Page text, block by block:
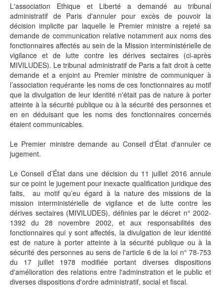
L'association Ethique et Liberté a demandé au tribunal
administratif de Paris d'annuler pour excès de pouvoir la
décision implicite par laquelle le Premier ministre a rejeté sa
demande de communication relative notamment aux noms des
fonctionnaires affectés au sein de la Mission interministérielle de
vigilance et de lutte contre les dérives sectaires (ci-après
MIVILUDES). Le tribunal administratif de Paris a fait droit à cette
demande et a enjoint au Premier ministre de communiquer à
l’association requérante les noms de ces fonctionnaires au motif
que la divulgation de leur identité n'était pas de nature à porter
atteinte à la sécurité publique ou à la sécurité des personnes et
en en déduisant que les noms des fonctionnaires concernés
étaient communicables.
Le Premier ministre demande au Conseil d'État d'annuler ce
jugement.
Le Conseil d’État dans une décision du 11 juillet 2016 annule
sur ce point le jugement pour inexacte qualification juridique des
faits, au motif qu’eu égard à la nature des missions de la
mission interministérielle de vigilance et de lutte contre les
dérives sectaires (MIVILUDES), définies par le décret n° 2002-
1392 du 28 novembre 2002, et aux responsabilités des
fonctionnaires qui y sont affectés, la divulgation de leur identité
est de nature à porter atteinte à la sécurité publique ou à la
sécurité des personnes au sens de l'article 6 de la loi n° 78-753
du 17 juillet 1978 modifiée portant diverses dispositions
d'amélioration des relations entre l'adminstration et le public et
diverses dispositions d'ordre administratif, social et fiscal.